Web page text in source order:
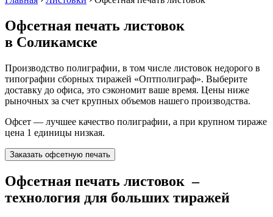
Офсетная печать листовок
в Соликамске
Производство полиграфии, в том числе листовок недорого в
типографии сборных тиражей «Оптполиграф». Выберите
доставку до офиса, это сэкономит ваше время. Цены ниже
рыночных за счет крупных объемов нашего производства.
Офсет — лучшее качество полиграфии, а при крупном тираже
цена 1 единицы низкая.
Заказать офсетную печать
Офсетная печать листовок –
технология для больших тиражей